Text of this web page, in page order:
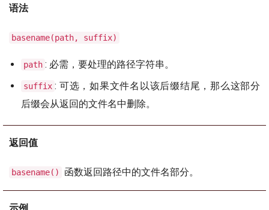
语法
basename(path, suffix)
path : 必需，要处理的路径字符串。
suffix : 可选，如果文件名以该后缀结尾，那么这部分
后缀会从返回的文件名中删除。
返回值
basename() 函数返回路径中的文件名部分。